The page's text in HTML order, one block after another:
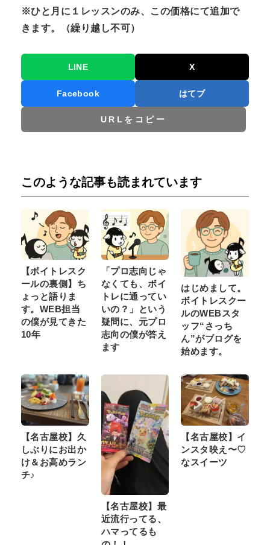
※ひと月に１レッスンのみ、この価格にて追加で
きます。（繰り越し不可）
LINE X
Facebook はてブ
URLをコピー
このような記事も読まれています
【ボイトレスク
ールの裏側】ち
ょっと語りま
す。WEB担当
の僕が見てきた
10年
「プロ志向じゃ
なくても、ボイ
トレに通ってい
いの？」という
疑問に、元プロ
志向の僕が答え
ます
はじめまして。
ボイトレスクー
ルのWEBスタ
ッフ“さっち
ん”がブログを
始めます。
【名古屋校】久
しぶりにお出か
け＆お高めラン
チ♪
【名古屋校】最
近流行ってる、
ハマってるも
【名古屋校】イ
ンスタ映え〜♡
なスイーツ